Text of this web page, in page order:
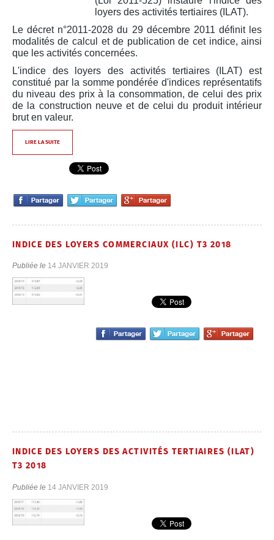
loyers des activités tertiaires (ILAT).
Le décret n°2011-2028 du 29 décembre 2011 définit les
modalités de calcul et de publication de cet indice, ainsi
que les activités concernées.
L'indice des loyers des activités tertiaires (ILAT) est
constitué par la somme pondérée d'indices représentatifs
du niveau des prix à la consommation, de celui des prix
de la construction neuve et de celui du produit intérieur
brut en valeur.
LIRE LA SUITE
INDICE DES LOYERS COMMERCIAUX (ILC) T3 2018
Publiée le 14 JANVIER 2019
INDICE DES LOYERS DES ACTIVITÉS TERTIAIRES (ILAT)
T3 2018
Publiée le 14 JANVIER 2019